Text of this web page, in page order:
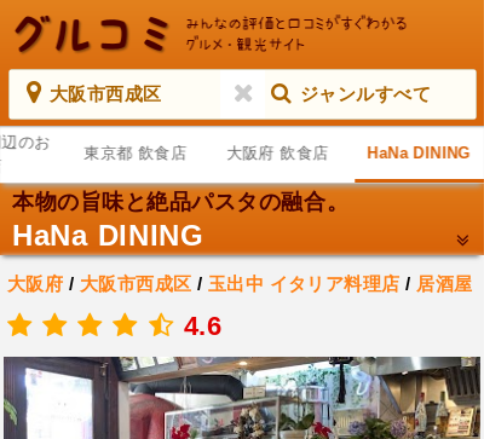
大阪市西成区 ジャンルすべて
のお
東京都 飲食店 大阪府 飲食店 HaNa DINING
本物の旨味と絶品パスタの融合。
HaNa DINING
大阪府 / 大阪市西成区 / 玉出中 イタリア料理店 / 居酒屋
.
4.6